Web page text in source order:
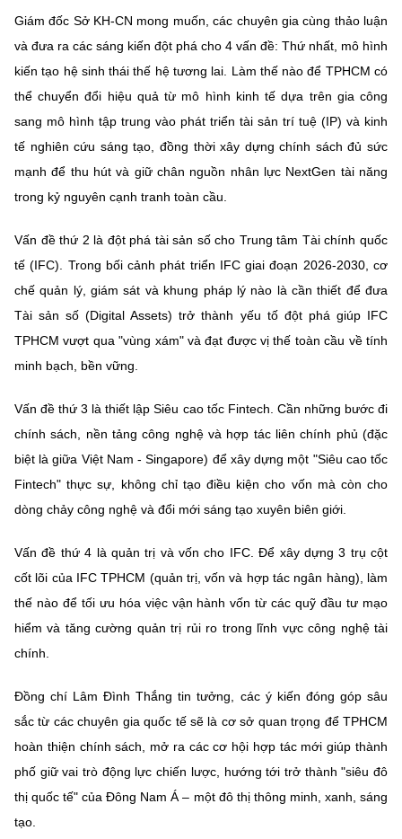
Giám đốc Sở KH-CN mong muốn, các chuyên gia cùng thảo luận
và đưa ra các sáng kiến đột phá cho 4 vấn đề: Thứ nhất, mô hình
kiến tạo hệ sinh thái thế hệ tương lai. Làm thế nào để TPHCM có
thể chuyển đổi hiệu quả từ mô hình kinh tế dựa trên gia công
sang mô hình tập trung vào phát triển tài sản trí tuệ (IP) và kinh
tế nghiên cứu sáng tạo, đồng thời xây dựng chính sách đủ sức
mạnh để thu hút và giữ chân nguồn nhân lực NextGen tài năng
trong kỷ nguyên cạnh tranh toàn cầu.
Vấn đề thứ 2 là đột phá tài sản số cho Trung tâm Tài chính quốc
tế (IFC). Trong bối cảnh phát triển IFC giai đoạn 2026-2030, cơ
chế quản lý, giám sát và khung pháp lý nào là cần thiết để đưa
Tài sản số (Digital Assets) trở thành yếu tố đột phá giúp IFC
TPHCM vượt qua "vùng xám" và đạt được vị thế toàn cầu về tính
minh bạch, bền vững.
Vấn đề thứ 3 là thiết lập Siêu cao tốc Fintech. Cần những bước đi
chính sách, nền tảng công nghệ và hợp tác liên chính phủ (đặc
biệt là giữa Việt Nam - Singapore) để xây dựng một "Siêu cao tốc
Fintech" thực sự, không chỉ tạo điều kiện cho vốn mà còn cho
dòng chảy công nghệ và đổi mới sáng tạo xuyên biên giới.
Vấn đề thứ 4 là quản trị và vốn cho IFC. Để xây dựng 3 trụ cột
cốt lõi của IFC TPHCM (quản trị, vốn và hợp tác ngân hàng), làm
thế nào để tối ưu hóa việc vận hành vốn từ các quỹ đầu tư mạo
hiểm và tăng cường quản trị rủi ro trong lĩnh vực công nghệ tài
chính.
Đồng chí Lâm Đình Thắng tin tưởng, các ý kiến đóng góp sâu
sắc từ các chuyên gia quốc tế sẽ là cơ sở quan trọng để TPHCM
hoàn thiện chính sách, mở ra các cơ hội hợp tác mới giúp thành
phố giữ vai trò động lực chiến lược, hướng tới trở thành "siêu đô
thị quốc tế" của Đông Nam Á – một đô thị thông minh, xanh, sáng
tạo.